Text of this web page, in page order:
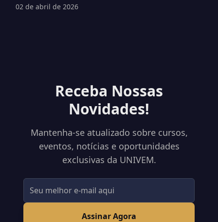
02 de abril de 2026
Receba Nossas
Novidades!
Mantenha-se atualizado sobre cursos,
eventos, notícias e oportunidades
exclusivas da UNIVEM.
Assinar Agora